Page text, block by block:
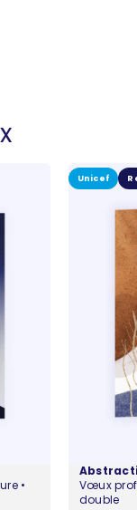
•
Unicef
Vœux
double